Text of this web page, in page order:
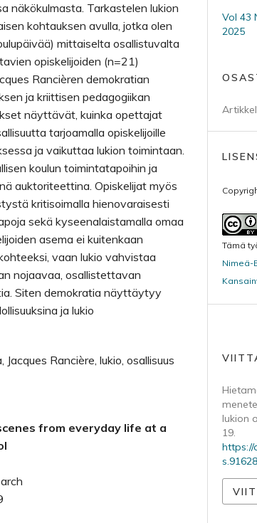
näkökulmasta. Tarkastelen lukion
kohtauksen avulla, jotka olen
mittaiselta osallistuvalta
opiskelijoiden (n=21)
Rancièren demokratian
ja kriittisen pedagogiikan
näyttävät, kuinka opettajat
tarjoamalla opiskelijoille
ja vaikuttaa lukion toimintaan.
koulun toimintatapoihin ja
auktoriteettina. Opiskelijat myös
kritisoimalla hienovaraisesti
sekä kyseenalaistamalla omaa
asema ei kuitenkaan
vaan lukio vahvistaa
nojaavaa, osallistettavan
Siten demokratia näyttäytyy
ja lukio
Rancière, lukio, osallisuus
from everyday life at a
Vol 43
2025
Tämä
Nimeä-
lukion
19.
https://